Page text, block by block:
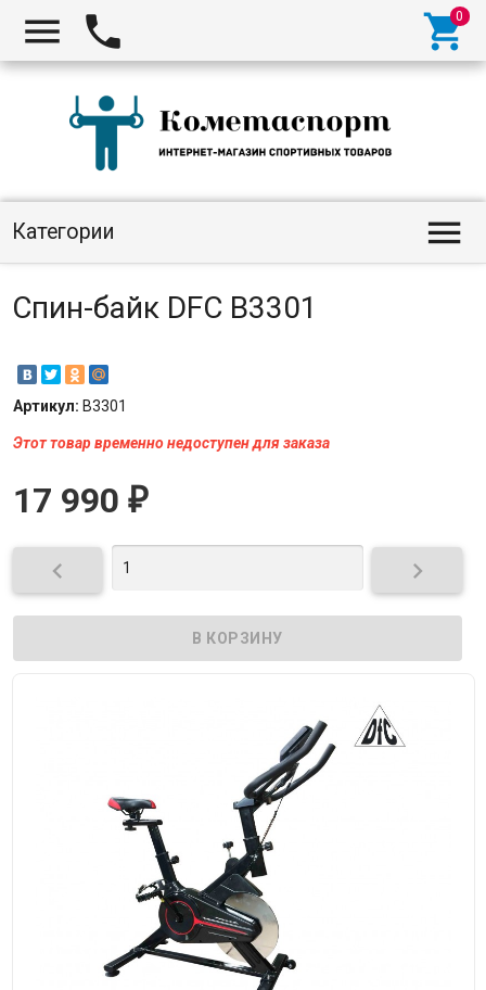
  
Категории 
Спин-байк DFC B3301
Артикул: B3301
Этот товар временно недоступен для заказа
17 990 ₽
 